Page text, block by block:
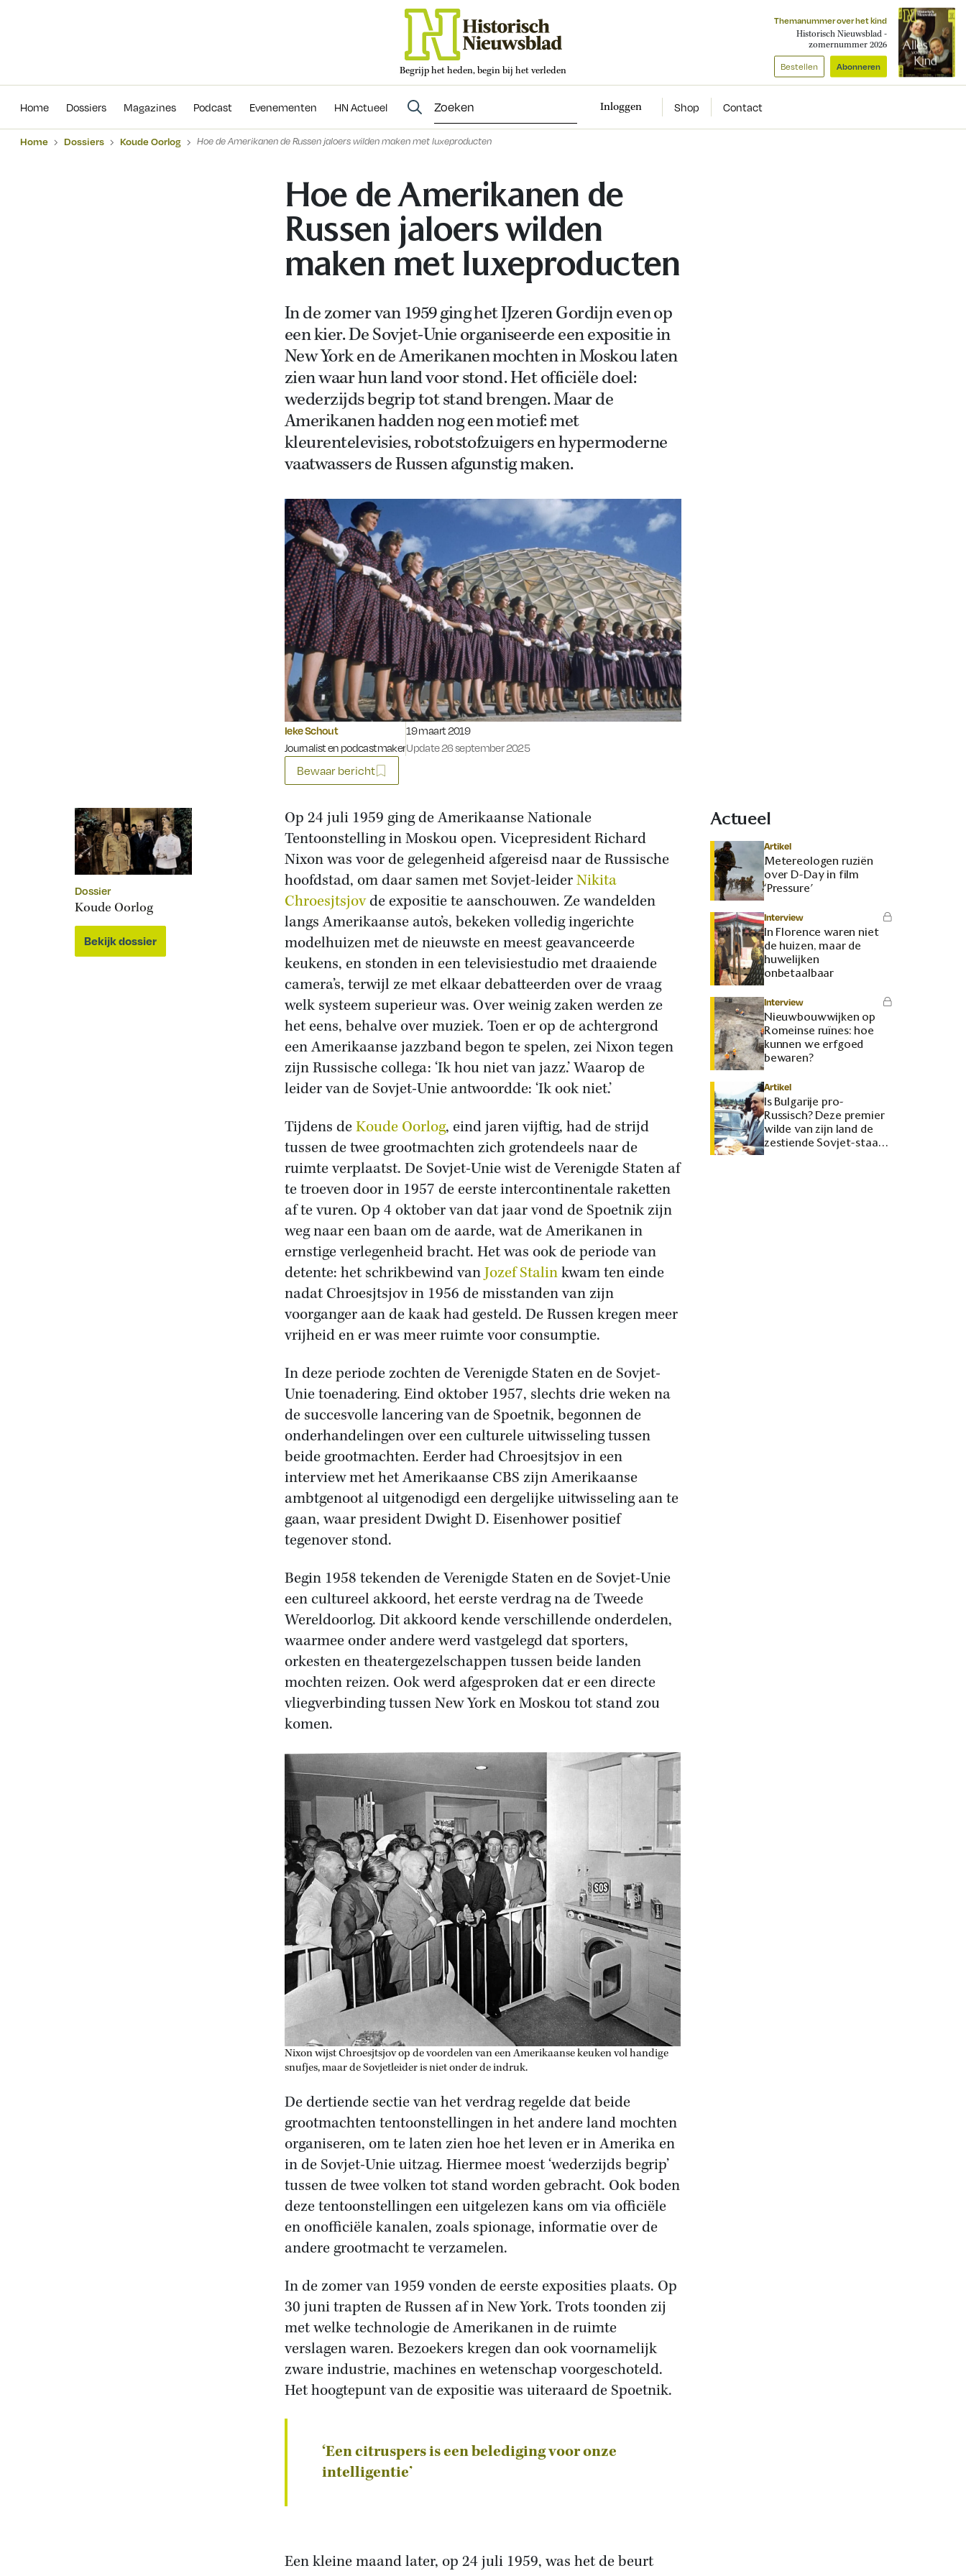
Begrijp het heden, begin bij het verleden
Themanummer over het kind
Historisch Nieuwsblad -
zomernummer 2026
Bestellen Abonneren
Home Dossiers Magazines Podcast Evenementen HN Actueel Inloggen Shop Contact
Evenementen
Home Dossiers Koude Oorlog Hoe de Amerikanen de Russen jaloers wilden maken met luxeproducten
Hoe de Amerikanen de
Russen jaloers wilden
maken met luxeproducten
In de zomer van 1959 ging het IJzeren Gordijn even op
een kier. De Sovjet-Unie organiseerde een expositie in
New York en de Amerikanen mochten in Moskou laten
zien waar hun land voor stond. Het officiële doel:
wederzijds begrip tot stand brengen. Maar de
Amerikanen hadden nog een motief: met
kleurentelevisies, robotstofzuigers en hypermoderne
vaatwassers de Russen afgunstig maken.
Ieke Schout
Journalist en podcastmaker
Gepubliceerd op:
19 maart 2019
Update 26 september 2025
Bewaar bericht
Dossier
Koude Oorlog
Bekijk dossier
Op 24 juli 1959 ging de Amerikaanse Nationale
Tentoonstelling in Moskou open. Vicepresident Richard
Nixon was voor de gelegenheid afgereisd naar de Russische
hoofdstad, om daar samen met Sovjet-leiderNikita
Chroesjtsjovde expositie te aanschouwen. Ze wandelden
langs Amerikaanse auto’s, bekeken volledig ingerichte
modelhuizen met de nieuwste en meest geavanceerde
keukens, en stonden in een televisiestudio met draaiende
camera’s, terwijl ze met elkaar debatteerden over de vraag
welk systeem superieur was. Over weinig zaken werden ze
het eens, behalve over muziek. Toen er op de achtergrond
een Amerikaanse jazzband begon te spelen, zei Nixon tegen
zijn Russische collega: ‘Ik hou niet van jazz.’ Waarop de
leider van de Sovjet-Unie antwoordde: ‘Ik ook niet.’
Tijdens deKoude Oorlog, eind jaren vijftig, had de strijd
tussen de twee grootmachten zich grotendeels naar de
ruimte verplaatst. De Sovjet-Unie wist de Verenigde Staten af
te troeven door in 1957 de eerste intercontinentale raketten
af te vuren. Op 4 oktober van dat jaar vond de Spoetnik zijn
weg naar een baan om de aarde, wat de Amerikanen in
ernstige verlegenheid bracht. Het was ook de periode van
detente: het schrikbewind vanJozef Stalinkwam ten einde
nadat Chroesjtsjov in 1956 de misstanden van zijn
voorganger aan de kaak had gesteld. De Russen kregen meer
vrijheid en er was meer ruimte voor consumptie.
In deze periode zochten de Verenigde Staten en de Sovjet-
Unie toenadering. Eind oktober 1957, slechts drie weken na
de succesvolle lancering van de Spoetnik, begonnen de
onderhandelingen over een culturele uitwisseling tussen
beide grootmachten. Eerder had Chroesjtsjov in een
interview met het Amerikaanse CBS zijn Amerikaanse
ambtgenoot al uitgenodigd een dergelijke uitwisseling aan te
gaan, waar president Dwight D. Eisenhower positief
tegenover stond.
Begin 1958 tekenden de Verenigde Staten en de Sovjet-Unie
een cultureel akkoord, het eerste verdrag na de Tweede
Wereldoorlog. Dit akkoord kende verschillende onderdelen,
waarmee onder andere werd vastgelegd dat sporters,
orkesten en theatergezelschappen tussen beide landen
mochten reizen. Ook werd afgesproken dat er een directe
vliegverbinding tussen New York en Moskou tot stand zou
komen.
Nixon wijst Chroesjtsjov op de voordelen van een Amerikaanse keuken vol handige
snufjes, maar de Sovjetleider is niet onder de indruk.
De dertiende sectie van het verdrag regelde dat beide
grootmachten tentoonstellingen in het andere land mochten
organiseren, om te laten zien hoe het leven er in Amerika en
in de Sovjet-Unie uitzag. Hiermee moest ‘wederzijds begrip’
tussen de twee volken tot stand worden gebracht. Ook boden
deze tentoonstellingen een uitgelezen kans om via officiële
en onofficiële kanalen, zoals spionage, informatie over de
andere grootmacht te verzamelen.
In de zomer van 1959 vonden de eerste exposities plaats. Op
30 juni trapten de Russen af in New York. Trots toonden zij
met welke technologie de Amerikanen in de ruimte
verslagen waren. Bezoekers kregen dan ook voornamelijk
zware industrie, machines en wetenschap voorgeschoteld.
Het hoogtepunt van de expositie was uiteraard de Spoetnik.
‘Een citruspers is een belediging voor onze
intelligentie’
Een kleine maand later, op 24 juli 1959, was het de beurt
Actueel
Artikel
Metereologen ruziën
over D-Day in film
‘Pressure’
Interview
In Florence waren niet
de huizen, maar de
huwelijken
onbetaalbaar
Interview
Nieuwbouwwijken op
Romeinse ruïnes: hoe
kunnen we erfgoed
bewaren?
Artikel
Is Bulgarije pro-
Russisch? Deze premier
wilde van zijn land de
zestiende Sovjet-staat
maken